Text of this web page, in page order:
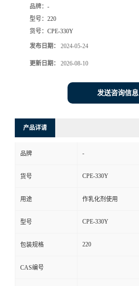
品牌： -
型号： 220
货号： CPE-330Y
发布日期： 2024-05-24
更新日期： 2026-08-10
发送咨询信息
产品详请
品牌 -
货号 CPE-330Y
用途 作乳化剂使用
型号 CPE-330Y
包装规格 220
CAS编号